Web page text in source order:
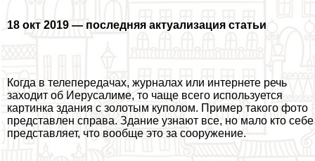
18 окт 2019 — последняя актуализация статьи
Когда в телепередачах, журналах или интернете речь
заходит об Иерусалиме, то чаще всего используется
картинка здания с золотым куполом. Пример такого фото
представлен справа. Здание узнают все, но мало кто себе
представляет, что вообще это за сооружение.